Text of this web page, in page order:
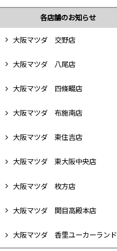
各店舗のお知らせ
大阪マツダ 交野店
大阪マツダ 八尾店
大阪マツダ 四條畷店
大阪マツダ 布施南店
大阪マツダ 東住吉店
大阪マツダ 東大阪中央店
大阪マツダ 枚方店
大阪マツダ 関目高殿本店
大阪マツダ 香里ユーカーランド